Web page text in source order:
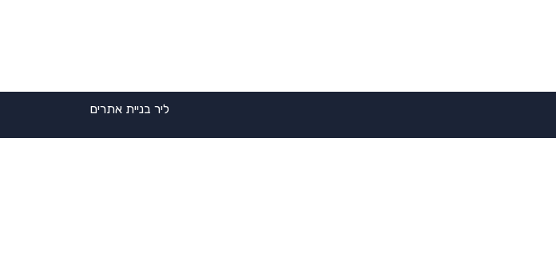
ליר בניית אתרים